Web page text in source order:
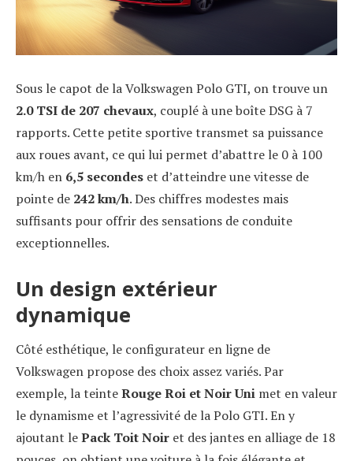
Sous le capot de la Volkswagen Polo GTI, on trouve un
2.0 TSI de 207 chevaux, couplé à une boîte DSG à 7
rapports. Cette petite sportive transmet sa puissance
aux roues avant, ce qui lui permet d’abattre le 0 à 100
km/h en 6,5 secondes et d’atteindre une vitesse de
pointe de 242 km/h. Des chiffres modestes mais
suffisants pour offrir des sensations de conduite
exceptionnelles.
Un design extérieur
dynamique
Côté esthétique, le configurateur en ligne de
Volkswagen propose des choix assez variés. Par
exemple, la teinteRouge Roi et Noir Uni met en valeur
le dynamisme et l’agressivité de la Polo GTI. En y
ajoutant lePack Toit Noir et des jantes en alliage de 18